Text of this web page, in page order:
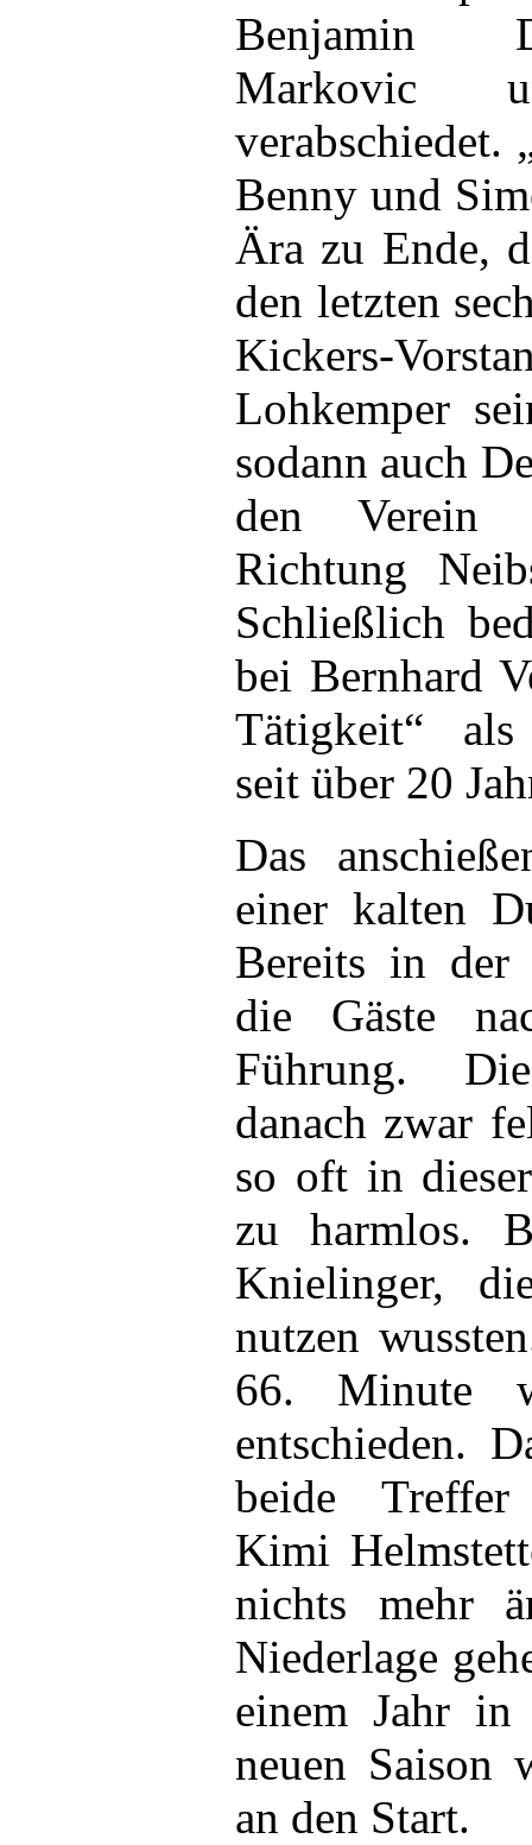
Benjamin
Markovic
verabschiedet.
Benny und
Ära zu Ende,
den letzten
Kickers-
Lohkemper
sodann auch
den Verein
Richtung
Schließlich
bei Bernhard
Tätigkeit“ als
seit über 20
Das
einer kalten
Bereits in der
die Gäste
Führung.
danach zwar
so oft in
zu harmlos.
Knielinger,
nutzen
66. Minute
entschieden.
beide Treffer
Kimi
nichts mehr
Niederlage
einem Jahr
neuen Saison
an den Start.